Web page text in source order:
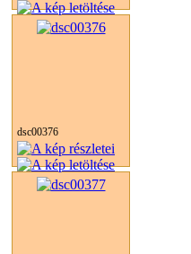
dsc00376